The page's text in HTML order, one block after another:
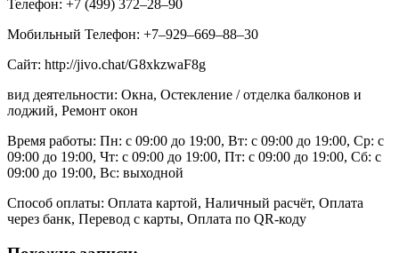
Телефон: +7 (499) 372‒28‒90
Мобильный Телефон: +7‒929‒669‒88‒30
Сайт: http://jivo.chat/G8xkzwaF8g
вид деятельности: Окна, Остекление / отделка балконов и
лоджий, Ремонт окон
Время работы: Пн: с 09:00 до 19:00, Вт: с 09:00 до 19:00, Ср: с
09:00 до 19:00, Чт: с 09:00 до 19:00, Пт: с 09:00 до 19:00, Сб: с
09:00 до 19:00, Вс: выходной
Способ оплаты: Оплата картой, Наличный расчёт, Оплата
через банк, Перевод с карты, Оплата по QR-коду